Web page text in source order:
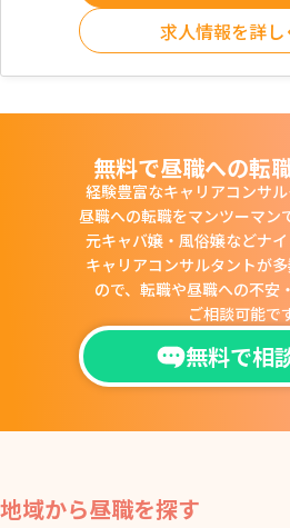
求人情報を詳し
無料で昼職への転
経験豊富なキャリアコンサ
昼職への転職をマンツーマン
元キャバ嬢・風俗嬢などナ
キャリアコンサルタントが
ので、 転職や昼職への不安
ご相談可能で
無料で相
地域から昼職を探す